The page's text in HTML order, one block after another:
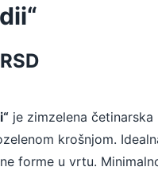
RSD
je zimzelena
krošnjom.
forme u vrtu.